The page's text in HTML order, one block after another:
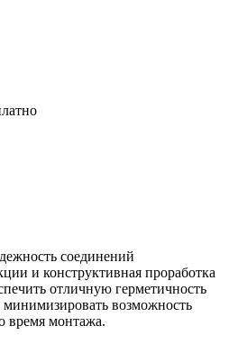
соединений
и конструктивная проработка
отличную герметичность
возможность
время монтажа.